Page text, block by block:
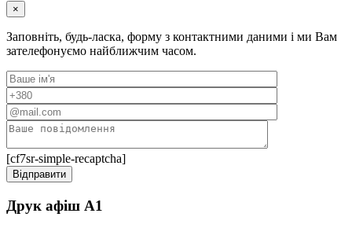
×
Заповніть, будь-ласка, форму з контактними даними і ми Вам
зателефонуємо найближчим часом.
[cf7sr-simple-recaptcha]
Друк афіш А1